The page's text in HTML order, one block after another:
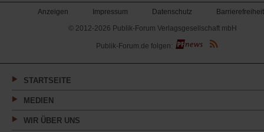
Anzeigen Impressum Datenschutz
Barrierefreiheit
© 2012-2026 Publik-Forum Verlagsgesellschaft mbH
(Öffnet
in
neuen
Publik-Forum.de folgen:
STARTSEITE
MEDIEN
WIR ÜBER UNS